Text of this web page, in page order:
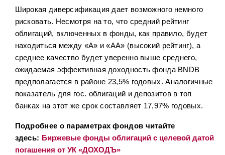
Широкая диверсификация дает возможного немного
рисковать. Несмотря на то, что средний рейтинг
облигаций, включенных в фонды, как правило, будет
находиться между «A» и «AA» (высокий рейтинг), а
среднее качество будет уверенно выше среднего,
ожидаемая эффективная доходность фонда BNDB
предполагается в районе 23,5% годовых. Аналогичные
показатель для гос. облигаций и депозитов в топ
банках на этот же срок составляет 17,97% годовых.
Подробнее о параметрах фондов читайте
здесь: Биржевые фонды облигаций с целевой датой
погашения от УК «ДОХОДЪ»